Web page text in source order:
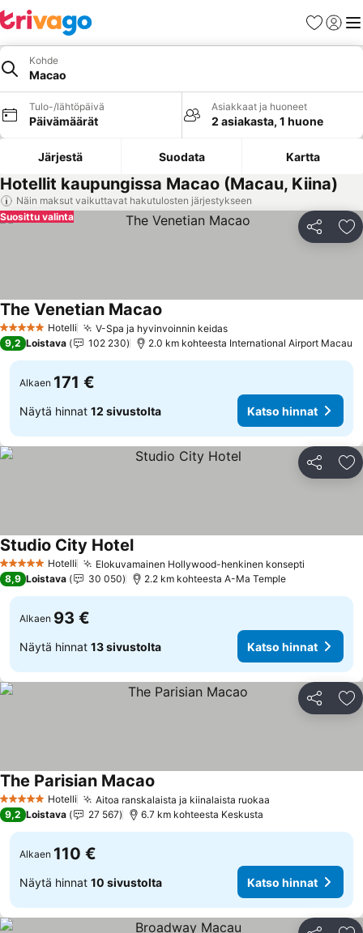
Suosikit
Kohde
Macao
Tulo-/lähtöpäivä
Päivämäärät
Asiakkaat ja huoneet
2 asiakasta, 1 huone
Järjestä Suodata Kartta
Hotellit kaupungissa Macao (Macau, Kiina)
Näin maksut vaikuttavat hakutulosten järjestykseen
Jaa
Suosittu valinta
5 Tähtiluokitus
Hotelli V-Spa ja hyvinvoinnin keidas
The Venetian Macao
9,2 Loistava 102 230 2.0 km kohteesta International Airport Macau
Alkaen 171 €
Näytä hinnat 12 sivustolta Katso hinnat
Jaa
5 Tähtiluokitus
Hotelli Elokuvamainen Hollywood-henkinen konsepti
Studio City Hotel
8,9 Loistava 30 050 2.2 km kohteesta A-Ma Temple
Alkaen 93 €
Näytä hinnat 13 sivustolta Katso hinnat
Jaa
5 Tähtiluokitus
Hotelli Aitoa ranskalaista ja kiinalaista ruokaa
The Parisian Macao
9,2 Loistava 27 567 6.7 km kohteesta Keskusta
Alkaen 110 €
Näytä hinnat 10 sivustolta Katso hinnat